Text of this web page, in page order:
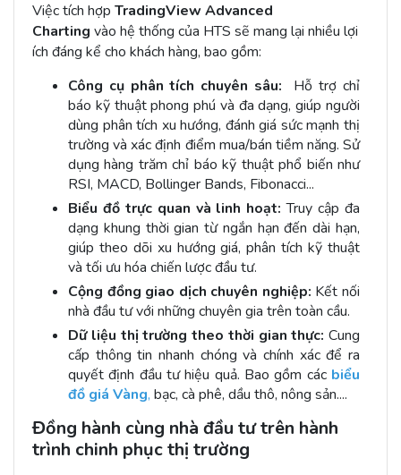
Việc tích hợp TradingView Advanced
Charting vào hệ thống của HTS sẽ mang lại nhiều lợi
ích đáng kể cho khách hàng, bao gồm:
Công cụ phân tích chuyên sâu:
Hỗ trợ chỉ
báo kỹ thuật phong phú và đa dạng, giúp người
dùng phân tích xu hướng, đánh giá sức mạnh thị
trường và xác định điểm mua/bán tiềm năng. Sử
dụng hàng trăm chỉ báo kỹ thuật phổ biến như
RSI, MACD, Bollinger Bands, Fibonacci...
Biểu đồ trực quan và linh hoạt: Truy cập đa
dạng khung thời gian từ ngắn hạn đến dài hạn,
giúp theo dõi xu hướng giá, phân tích kỹ thuật
và tối ưu hóa chiến lược đầu tư.
Cộng đồng giao dịch chuyên nghiệp: Kết nối
nhà đầu tư với những chuyên gia trên toàn cầu.
Dữ liệu thị trường theo thời gian thực: Cung
cấp thông tin nhanh chóng và chính xác để ra
quyết định đầu tư hiệu quả. Bao gồm các biểu
đồ giá Vàng, bạc, cà phê, dầu thô, nông sản....
Đồng hành cùng nhà đầu tư trên hành
trình chinh phục thị trường